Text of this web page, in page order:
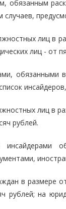
обязанным
лиц в
лиц - от
обязанными
лиц в
рублей.
инсайдерами
в размере
рублей; на